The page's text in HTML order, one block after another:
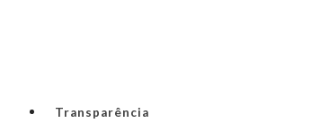
Transparência